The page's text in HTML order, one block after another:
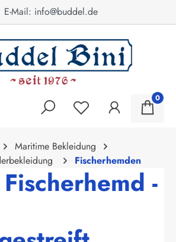
Bei Fragen: 040
0
Maritime Bekleidung
Fischerhemden
-